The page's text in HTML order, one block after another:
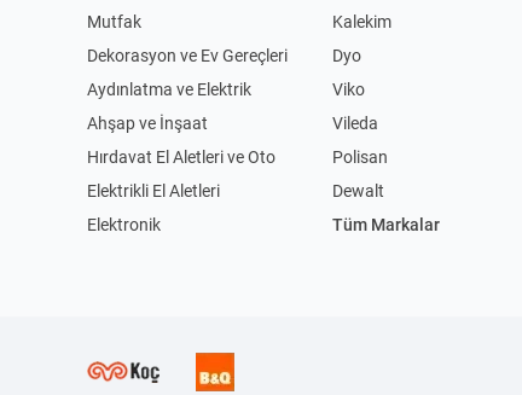
Mutfak
Dekorasyon ve Ev Gereçleri
Aydınlatma ve Elektrik
Ahşap ve İnşaat
Hırdavat El Aletleri ve Oto
Elektrikli El Aletleri
Elektronik
Kalekim
Dyo
Viko
Vileda
Polisan
Dewalt
Tüm Markalar